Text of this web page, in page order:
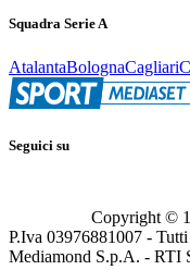
Squadra Serie A
AtalantaBolognaCagliari
Seguici su
Copyright ©
P.Iva 03976881007 -
Mediamond S.p.A. - RTI